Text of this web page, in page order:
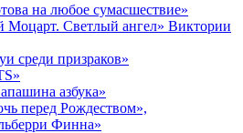
на любое сумасшествие»
Моцарт. Светлый ангел» Виктории
среди призраков»
азбука»
перед Рождеством»,
Финна»